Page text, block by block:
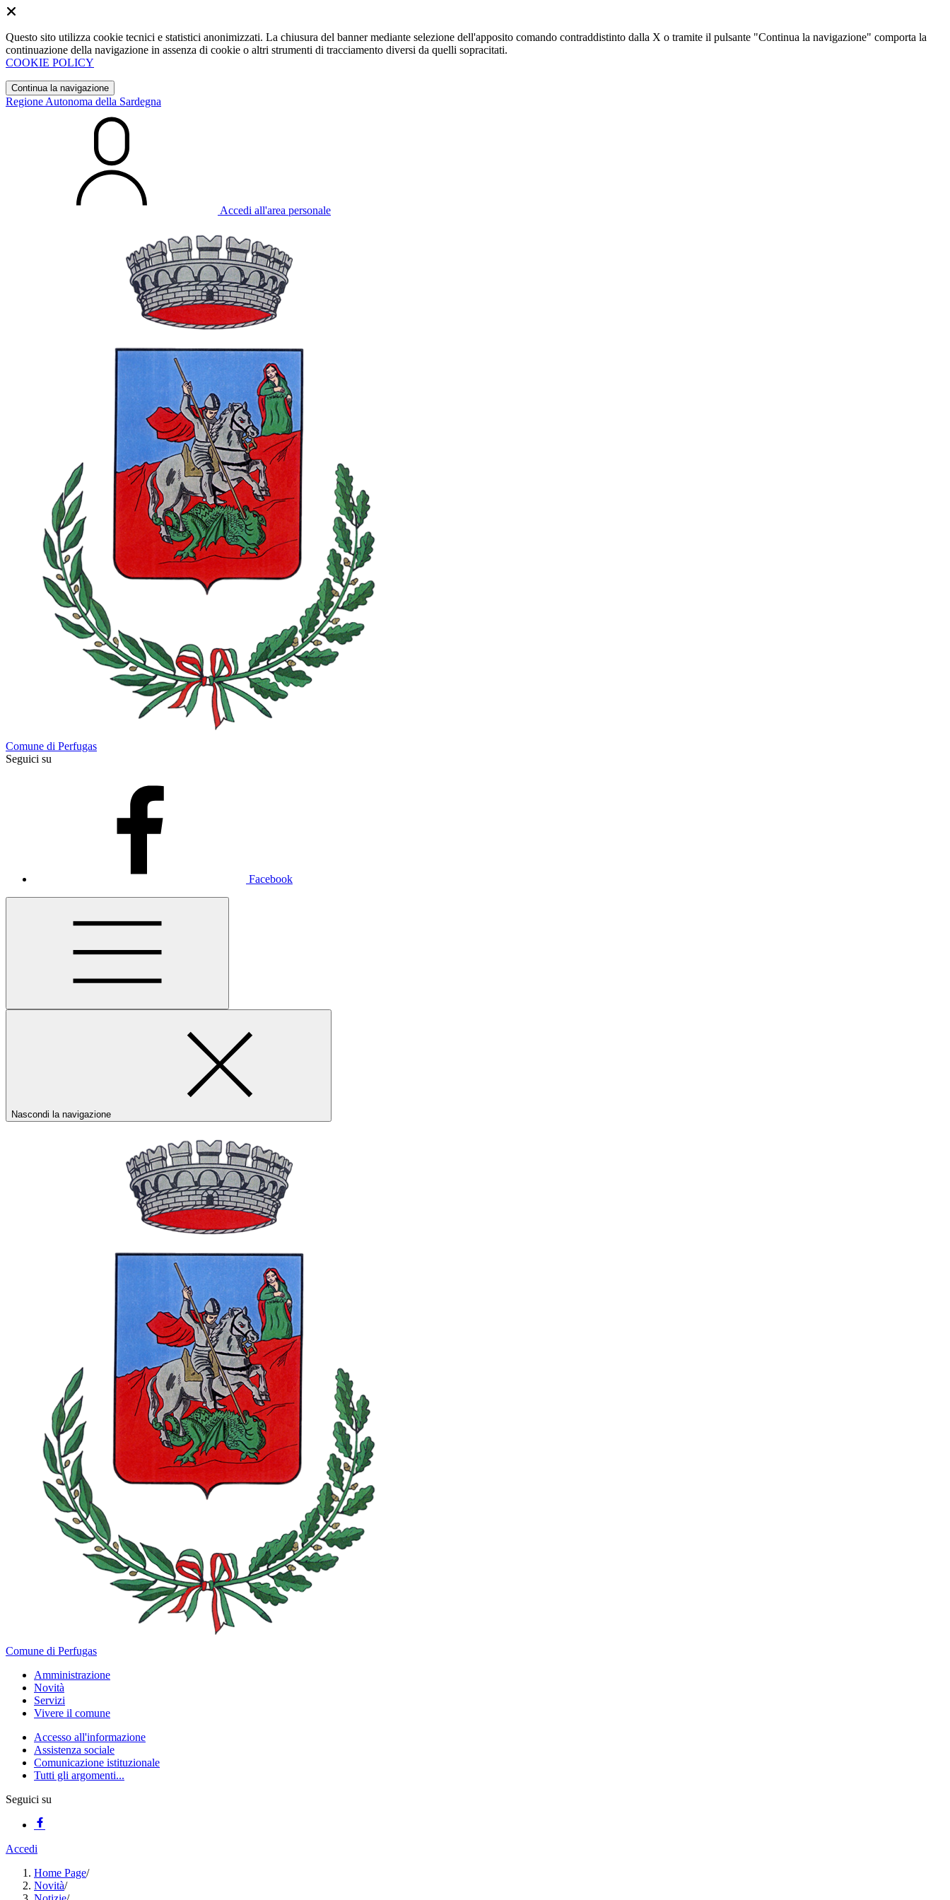
Questo sito utilizza cookie tecnici e statistici anonimizzati. La chiusura del banner mediante selezione dell'apposito comando contraddistinto dalla X o tramite il pulsante "Continua la navigazione" comporta la
continuazione della navigazione in assenza di cookie o altri strumenti di tracciamento diversi da quelli sopracitati.
COOKIE POLICY
Continua la navigazione
Regione Autonoma della Sardegna
Accedi all'area personale
Comune di Perfugas
Seguici su
Facebook
Nascondi la navigazione
Comune di Perfugas
Amministrazione
Novità
Servizi
Vivere il comune
Accesso all'informazione
Assistenza sociale
Comunicazione istituzionale
Tutti gli argomenti...
Seguici su
Accedi
Home Page/
Novità/